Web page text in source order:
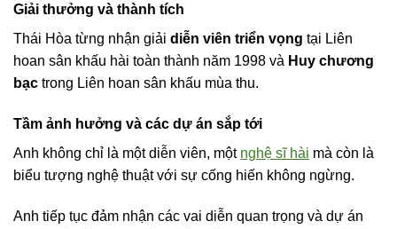
Giải thưởng và thành tích
Thái Hòa từng nhận giải diễn viên triển vọng tại Liên
hoan sân khấu hài toàn thành năm 1998 và Huy chương
bạc trong Liên hoan sân khấu mùa thu.
Tầm ảnh hưởng và các dự án sắp tới
Anh không chỉ là một diễn viên, một nghệ sĩ hài mà còn là
biểu tượng nghệ thuật với sự cống hiến không ngừng.
Anh tiếp tục đảm nhận các vai diễn quan trọng và dự án